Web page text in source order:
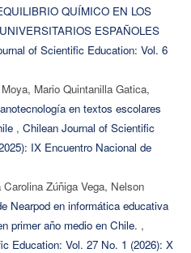
QUÍMICO EN LOS
ESPAÑOLES
of Scientific Education: Vol. 6
Mario Quintanilla Gatica,
en textos escolares
, Chilean Journal of Scientific
IX Encuentro Nacional de
Zúñiga Vega, Nelson
Nearpod en informática educativa
primer año medio en Chile. ,
Education: Vol. 27 No. 1 (2026): X